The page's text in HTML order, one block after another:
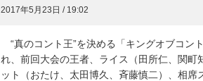
2017年5月23日 / 19:02
“真のコント王”を決める「キングオブコン
れ、前回大会の王者、ライス（田所仁、関
ット（おたけ、太田博久、斉藤慎二）、相